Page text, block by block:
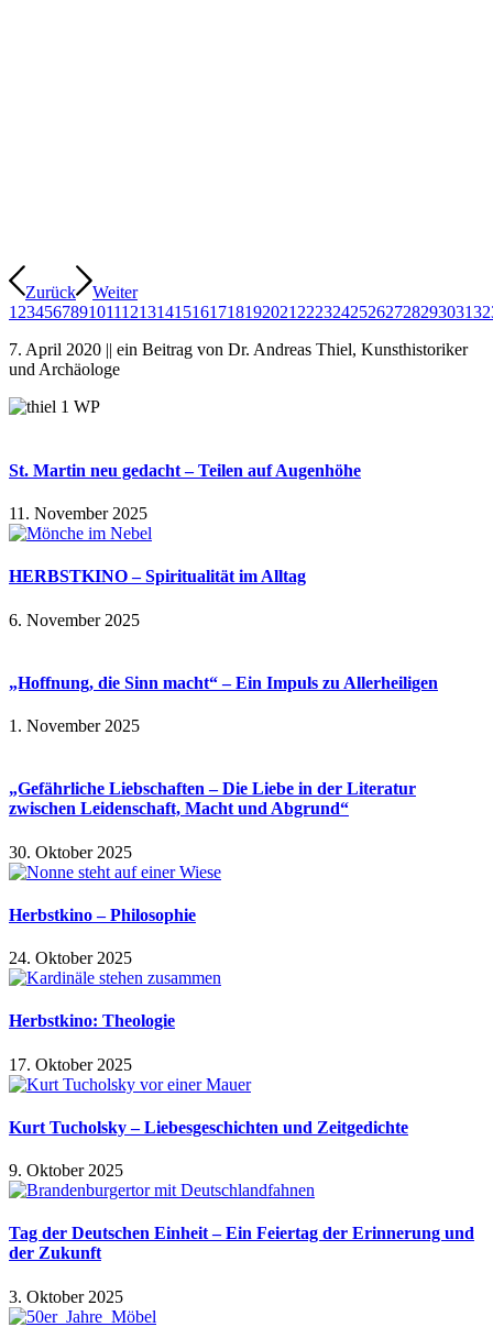
Zurück
Weiter
1234567891011121314151617181920212223242526272829303132
7. April 2020 || ein Beitrag von Dr. Andreas Thiel, Kunsthistoriker
und Archäologe
St. Martin neu gedacht – Teilen auf Augenhöhe
11. November 2025
HERBSTKINO – Spiritualität im Alltag
6. November 2025
„Hoffnung, die Sinn macht“ – Ein Impuls zu Allerheiligen
1. November 2025
„Gefährliche Liebschaften – Die Liebe in der Literatur
zwischen Leidenschaft, Macht und Abgrund“
30. Oktober 2025
Herbstkino – Philosophie
24. Oktober 2025
Herbstkino: Theologie
17. Oktober 2025
Kurt Tucholsky – Liebesgeschichten und Zeitgedichte
9. Oktober 2025
Tag der Deutschen Einheit – Ein Feiertag der Erinnerung und
der Zukunft
3. Oktober 2025